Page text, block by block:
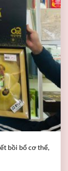
bồi bổ cơ thể,